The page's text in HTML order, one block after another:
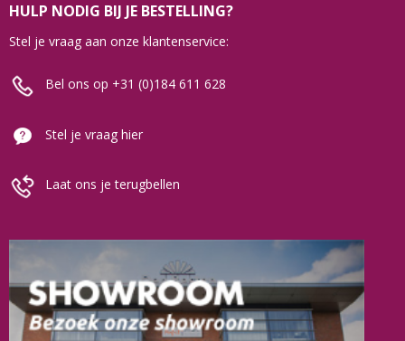
HULP NODIG BIJ JE BESTELLING?
Stel je vraag aan onze klantenservice:
Bel ons op +31 (0)184 611 628
Stel je vraag hier
Laat ons je terugbellen